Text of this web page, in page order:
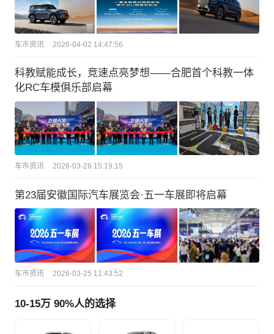
车市资讯 2026-04-02 14:47:56
科教赋能成长，竞速点亮梦想——合肥首个科教一体
化RC车模俱乐部启幕
车市资讯 2026-03-26 15:19:15
第23届安徽国际汽车展览会·五一车展即将启幕
车市资讯 2026-03-25 11:43:52
10-15万 90%人的选择